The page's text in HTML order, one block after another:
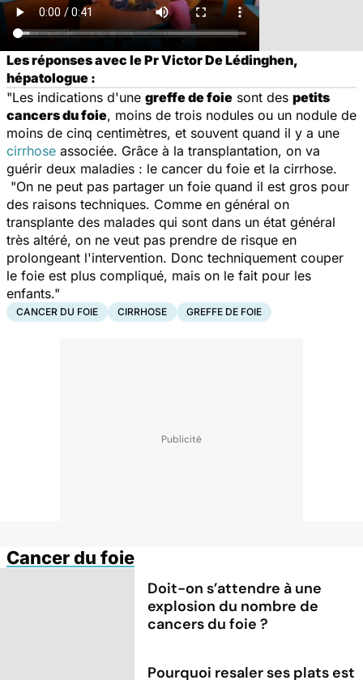
Les réponses avec le Pr Victor De Lédinghen,
hépatologue :
"Les indications d'une greffe de foie sont des petits
cancers du foie, moins de trois nodules ou un nodule de
moins de cinq centimètres, et souvent quand il y a une
cirrhose associée. Grâce à la transplantation, on va
guérir deux maladies : le cancer du foie et la cirrhose.
"On ne peut pas partager un foie quand il est gros pour
des raisons techniques. Comme en général on
transplante des malades qui sont dans un état général
très altéré, on ne veut pas prendre de risque en
prolongeant l'intervention. Donc techniquement couper
le foie est plus compliqué, mais on le fait pour les
enfants."
CANCER DU FOIE CIRRHOSE GREFFE DE FOIE
Cancer du foie
Doit-on s’attendre à une
explosion du nombre de
cancers du foie ?
Pourquoi resaler ses plats est